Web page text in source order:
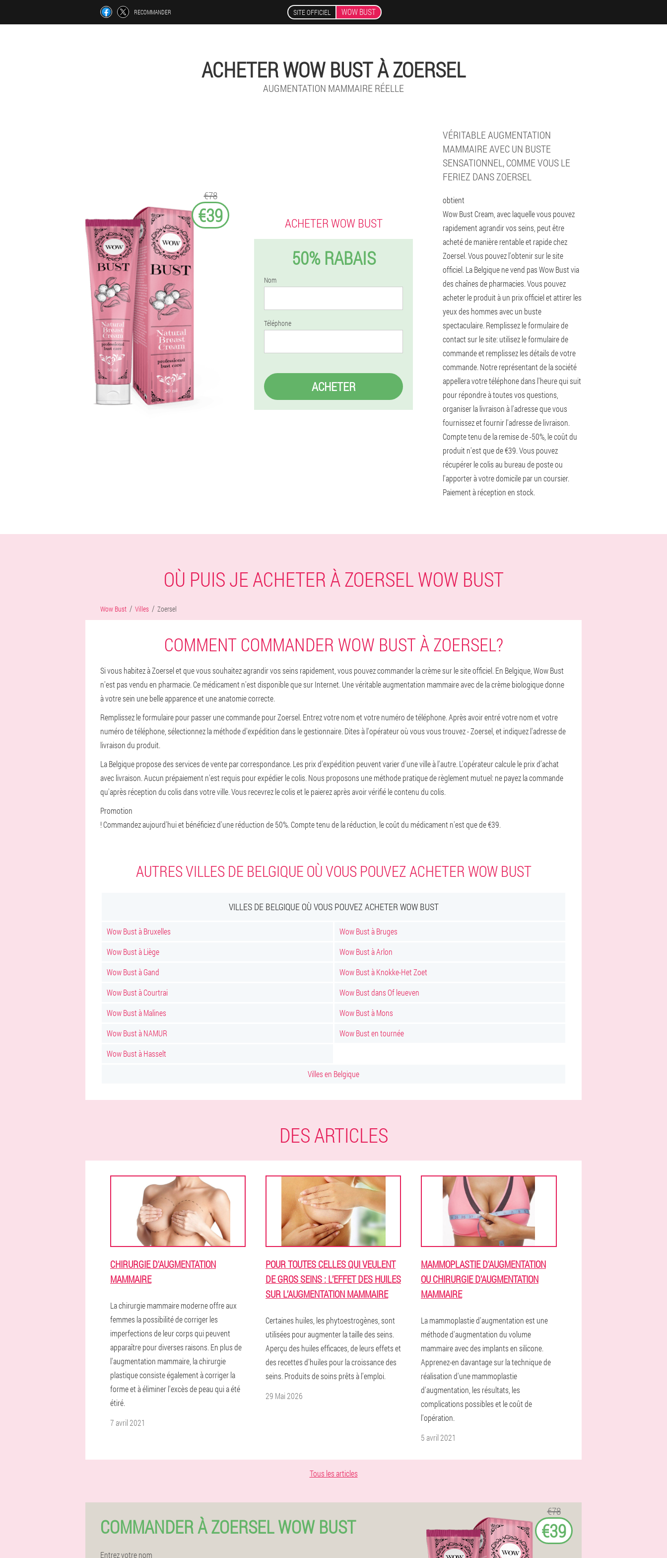
RECOMMANDER SITE OFFICIEL WOW BUST
ACHETER WOW BUST À ZOERSEL
AUGMENTATION MAMMAIRE RÉELLE
€78
€39 ACHETER WOW BUST
50% RABAIS
Nom
Téléphone
ACHETER
VÉRITABLE AUGMENTATION
MAMMAIRE AVEC UN BUSTE
SENSATIONNEL, COMME VOUS LE
FERIEZ DANS ZOERSEL
obtient
Wow Bust Cream, avec laquelle vous pouvez
rapidement agrandir vos seins, peut être
acheté de manière rentable et rapide chez
Zoersel. Vous pouvez l'obtenir sur le site
officiel. La Belgique ne vend pas Wow Bust via
des chaînes de pharmacies. Vous pouvez
acheter le produit à un prix officiel et attirer les
yeux des hommes avec un buste
spectaculaire. Remplissez le formulaire de
contact sur le site: utilisez le formulaire de
commande et remplissez les détails de votre
commande. Notre représentant de la société
appellera votre téléphone dans l'heure qui suit
pour répondre à toutes vos questions,
organiser la livraison à l'adresse que vous
fournissez et fournir l'adresse de livraison.
Compte tenu de la remise de -50%, le coût du
produit n'est que de €39. Vous pouvez
récupérer le colis au bureau de poste ou
l'apporter à votre domicile par un coursier.
Paiement à réception en stock.
OÙ PUIS JE ACHETER À ZOERSEL WOW BUST
Wow Bust Villes Zoersel
COMMENT COMMANDER WOW BUST À ZOERSEL?
Si vous habitez à Zoersel et que vous souhaitez agrandir vos seins rapidement, vous pouvez commander la crème sur le site officiel. En Belgique, Wow Bust
n'est pas vendu en pharmacie. Ce médicament n'est disponible que sur Internet. Une véritable augmentation mammaire avec de la crème biologique donne
à votre sein une belle apparence et une anatomie correcte.
Remplissez le formulaire pour passer une commande pour Zoersel. Entrez votre nom et votre numéro de téléphone. Après avoir entré votre nom et votre
numéro de téléphone, sélectionnez la méthode d'expédition dans le gestionnaire. Dites à l'opérateur où vous vous trouvez - Zoersel, et indiquez l'adresse de
livraison du produit.
La Belgique propose des services de vente par correspondance. Les prix d'expédition peuvent varier d'une ville à l'autre. L'opérateur calcule le prix d'achat
avec livraison. Aucun prépaiement n'est requis pour expédier le colis. Nous proposons une méthode pratique de règlement mutuel: ne payez la commande
qu'après réception du colis dans votre ville. Vous recevrez le colis et le paierez après avoir vérifié le contenu du colis.
Promotion
! Commandez aujourd'hui et bénéficiez d'une réduction de 50%. Compte tenu de la réduction, le coût du médicament n'est que de €39.
AUTRES VILLES DE BELGIQUE OÙ VOUS POUVEZ ACHETER WOW BUST
VILLES DE BELGIQUE OÙ VOUS POUVEZ ACHETER WOW BUST
Wow Bust à Bruxelles
Wow Bust à Bruges
Wow Bust à Liège
Wow Bust à Arlon
Wow Bust à Gand
Wow Bust à Knokke-Het Zoet
Wow Bust à Courtrai
Wow Bust dans Of leueven
Wow Bust à Malines
Wow Bust à Mons
Wow Bust à NAMUR
Wow Bust en tournée
Wow Bust à Hasselt
Villes en Belgique
DES ARTICLES
CHIRURGIE D'AUGMENTATION
MAMMAIRE
La chirurgie mammaire moderne offre aux
femmes la possibilité de corriger les
imperfections de leur corps qui peuvent
apparaître pour diverses raisons. En plus de
l'augmentation mammaire, la chirurgie
plastique consiste également à corriger la
forme et à éliminer l'excès de peau qui a été
étiré.
7 avril 2021
POUR TOUTES CELLES QUI VEULENT
DE GROS SEINS : L’EFFET DES HUILES
SUR L’AUGMENTATION MAMMAIRE
Certaines huiles, les phytoestrogènes, sont
utilisées pour augmenter la taille des seins.
Aperçu des huiles efficaces, de leurs effets et
des recettes d'huiles pour la croissance des
seins. Produits de soins prêts à l'emploi.
29 Mai 2026
MAMMOPLASTIE D'AUGMENTATION
OU CHIRURGIE D'AUGMENTATION
MAMMAIRE
La mammoplastie d'augmentation est une
méthode d'augmentation du volume
mammaire avec des implants en silicone.
Apprenez-en davantage sur la technique de
réalisation d'une mammoplastie
d'augmentation, les résultats, les
complications possibles et le coût de
l'opération.
5 avril 2021
Tous les articles
COMMANDER À ZOERSEL WOW BUST
Entrez votre nom
€78
€39